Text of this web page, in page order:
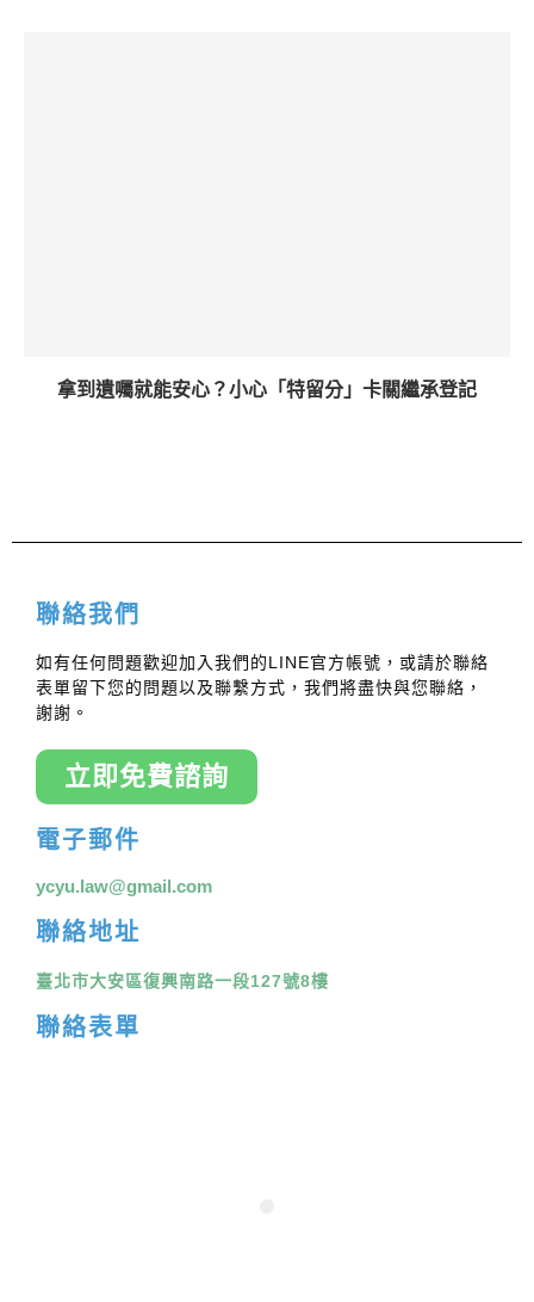
拿到遺囑就能安心？小心「特留分」卡關繼承登記
聯絡我們
如有任何問題歡迎加入我們的LINE官方帳號，或請於聯絡
表單留下您的問題以及聯繫方式，我們將盡快與您聯絡，
謝謝。
立即免費諮詢
電子郵件
ycyu.law@gmail.com
聯絡地址
臺北市大安區復興南路一段127號8樓
聯絡表單